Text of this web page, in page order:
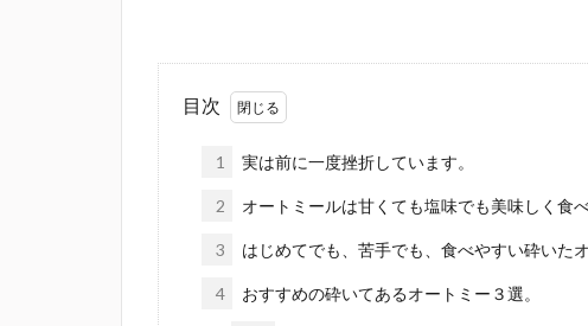
目次
1 実は前に一度挫折しています。
2 オートミールは甘くても塩味でも美味しく食
3 はじめてでも、苦手でも、食べやすい砕いた
4 おすすめの砕いてあるオートミー３選。